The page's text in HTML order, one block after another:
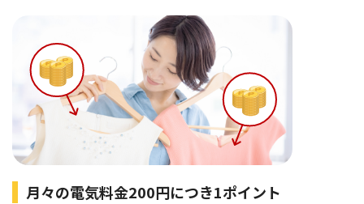
月々の電気料金200円につき1ポイント